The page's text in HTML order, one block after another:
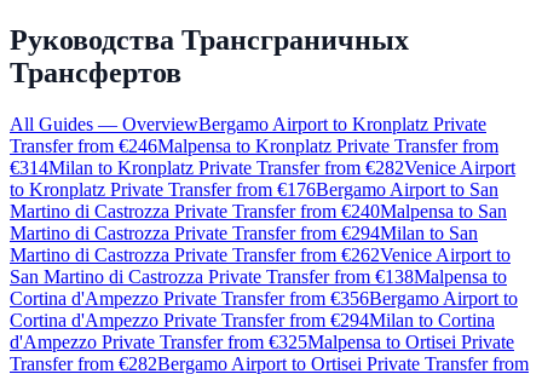
Руководства Трансграничных
Трансфертов
All Guides — OverviewBergamo Airport to Kronplatz Private
Transfer from €246Malpensa to Kronplatz Private Transfer from
€314Milan to Kronplatz Private Transfer from €282Venice Airport
to Kronplatz Private Transfer from €176Bergamo Airport to San
Martino di Castrozza Private Transfer from €240Malpensa to San
Martino di Castrozza Private Transfer from €294Milan to San
Martino di Castrozza Private Transfer from €262Venice Airport to
San Martino di Castrozza Private Transfer from €138Malpensa to
Cortina d'Ampezzo Private Transfer from €356Bergamo Airport to
Cortina d'Ampezzo Private Transfer from €294Milan to Cortina
d'Ampezzo Private Transfer from €325Malpensa to Ortisei Private
Transfer from €282Bergamo Airport to Ortisei Private Transfer from